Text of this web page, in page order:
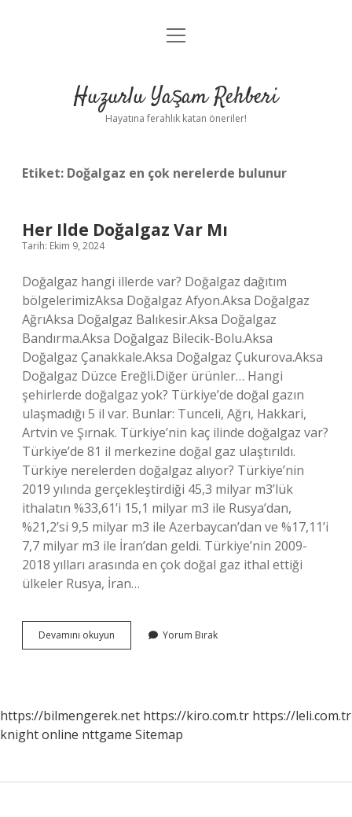
Anasayfa
Yasal Uyarı
menüyü
Huzurlu Yaşam Rehberi
Hayatına ferahlık katan öneriler!
Etiket: Doğalgaz en çok nerelerde bulunur
Her Ilde Doğalgaz Var Mı
Tarih: Ekim 9, 2024
Doğalgaz hangi illerde var? Doğalgaz dağıtım
bölgelerimizAksa Doğalgaz Afyon.Aksa Doğalgaz
AğrıAksa Doğalgaz Balıkesir.Aksa Doğalgaz
Bandırma.Aksa Doğalgaz Bilecik-Bolu.Aksa
Doğalgaz Çanakkale.Aksa Doğalgaz Çukurova.Aksa
Doğalgaz Düzce Ereğli.Diğer ürünler… Hangi
şehirlerde doğalgaz yok? Türkiye’de doğal gazın
ulaşmadığı 5 il var. Bunlar: Tunceli, Ağrı, Hakkari,
Artvin ve Şırnak. Türkiye’nin kaç ilinde doğalgaz var?
Türkiye’de 81 il merkezine doğal gaz ulaştırıldı.
Türkiye nerelerden doğalgaz alıyor? Türkiye’nin
2019 yılında gerçekleştirdiği 45,3 milyar m3’lük
ithalatın %33,61’i 15,1 milyar m3 ile Rusya’dan,
%21,2’si 9,5 milyar m3 ile Azerbaycan’dan ve %17,11’i
7,7 milyar m3 ile İran’dan geldi. Türkiye’nin 2009-
2018 yılları arasında en çok doğal gaz ithal ettiği
ülkeler Rusya, İran…
Devamını okuyun
Ilde
Yorum Bırak
https://bilmengerek.net https://kiro.com.tr https://leli.com.tr
knight online nttgame Sitemap